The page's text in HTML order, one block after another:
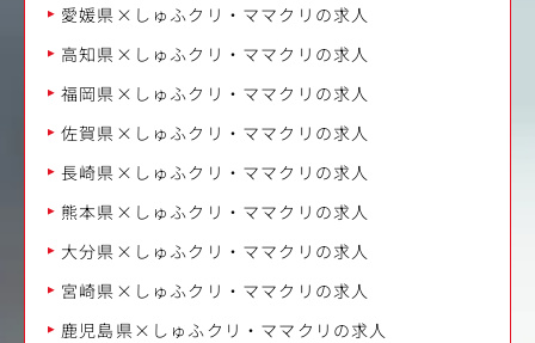
愛媛県×しゅふクリ・ママクリの求人
高知県×しゅふクリ・ママクリの求人
福岡県×しゅふクリ・ママクリの求人
佐賀県×しゅふクリ・ママクリの求人
長崎県×しゅふクリ・ママクリの求人
熊本県×しゅふクリ・ママクリの求人
大分県×しゅふクリ・ママクリの求人
宮崎県×しゅふクリ・ママクリの求人
鹿児島県×しゅふクリ・ママクリの求人